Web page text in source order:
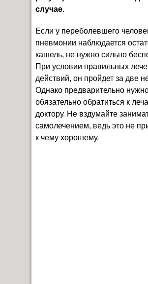
случае.
Если у переболевшего
пневмонии наблюдается
кашель, не нужно сильно
При условии правильных
действий, он пройдет за две
Однако предварительно
обязательно обратиться к
доктору. Не вздумайте
самолечением, ведь это не
к чему хорошему.